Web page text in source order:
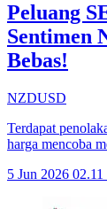
Peluang
Sentimen
Bebas!
NZDUSD
Terdapat
harga mencoba
5 Jun 2026